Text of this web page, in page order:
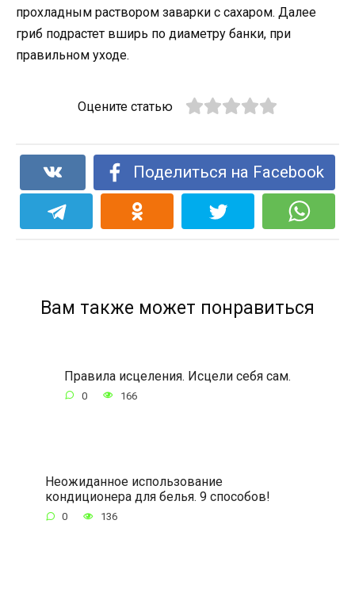
прохладным раствором заварки с сахаром. Далее
гриб подрастет вширь по диаметру банки, при
правильном уходе.
Оцените статью
Поделиться на Facebook
Вам также может понравиться
Правила исцеления. Исцели себя сам.
0 166
Неожиданное использование
кондиционера для белья. 9 способов!
0 136